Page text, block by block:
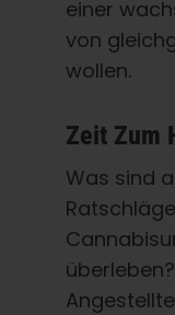
einer
von
wollen.
Zeit Zum
Was sind